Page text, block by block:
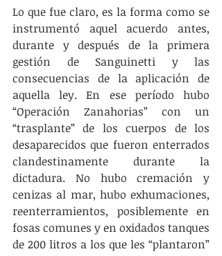
Lo que fue claro, es la forma como se
instrumentó aquel acuerdo antes,
durante y después de la primera
gestión de Sanguinetti y las
consecuencias de la aplicación de
aquella ley. En ese período hubo
“Operación Zanahorias” con un
“trasplante” de los cuerpos de los
desaparecidos que fueron enterrados
clandestinamente durante la
dictadura. No hubo cremación y
cenizas al mar, hubo exhumaciones,
reenterramientos, posiblemente en
fosas comunes y en oxidados tanques
de 200 litros a los que les “plantaron”